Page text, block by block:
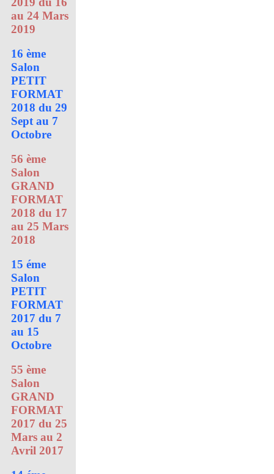
au 24 Mars
2019
16 ème
Salon
PETIT
FORMAT
2018 du 29
Sept au 7
Octobre
56 ème
Salon
GRAND
FORMAT
2018 du 17
au 25 Mars
2018
15 éme
Salon
PETIT
FORMAT
2017 du 7
au 15
Octobre
55 ème
Salon
GRAND
FORMAT
2017 du 25
Mars au 2
Avril 2017